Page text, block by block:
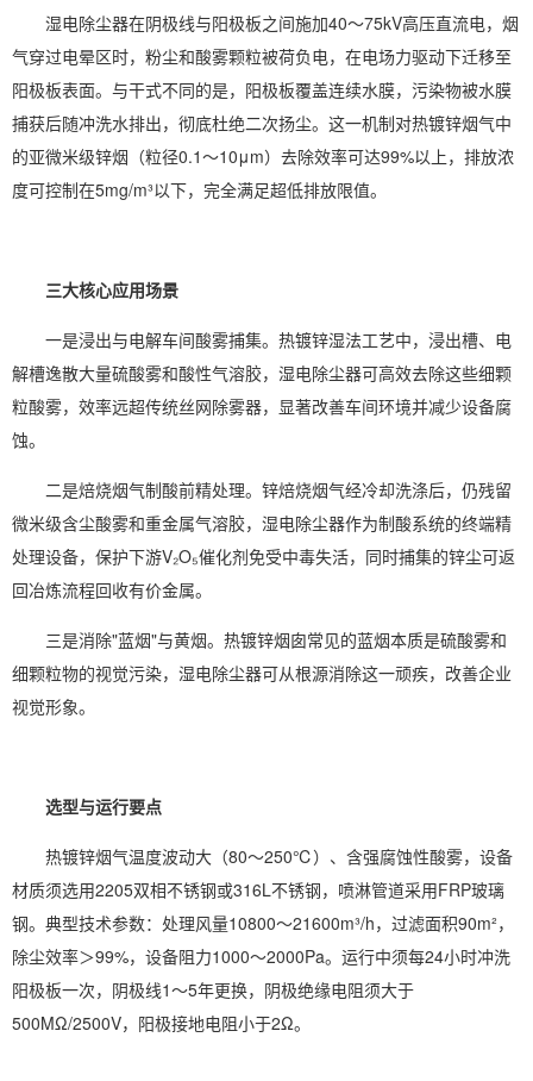
湿电除尘器在阴极线与阳极板之间施加40～75kV高压直流电，烟
气穿过电晕区时，粉尘和酸雾颗粒被荷负电，在电场力驱动下迁移至
阳极板表面。与干式不同的是，阳极板覆盖连续水膜，污染物被水膜
捕获后随冲洗水排出，彻底杜绝二次扬尘。这一机制对热镀锌烟气中
的亚微米级锌烟（粒径0.1～10μm）去除效率可达99%以上，排放浓
度可控制在5mg/m³以下，完全满足超低排放限值。
三大核心应用场景
一是浸出与电解车间酸雾捕集。热镀锌湿法工艺中，浸出槽、电
解槽逸散大量硫酸雾和酸性气溶胶，湿电除尘器可高效去除这些细颗
粒酸雾，效率远超传统丝网除雾器，显著改善车间环境并减少设备腐
蚀。
二是焙烧烟气制酸前精处理。锌焙烧烟气经冷却洗涤后，仍残留
微米级含尘酸雾和重金属气溶胶，湿电除尘器作为制酸系统的终端精
处理设备，保护下游V₂O₅催化剂免受中毒失活，同时捕集的锌尘可返
回冶炼流程回收有价金属。
三是消除"蓝烟"与黄烟。热镀锌烟囱常见的蓝烟本质是硫酸雾和
细颗粒物的视觉污染，湿电除尘器可从根源消除这一顽疾，改善企业
视觉形象。
选型与运行要点
热镀锌烟气温度波动大（80～250℃）、含强腐蚀性酸雾，设备
材质须选用2205双相不锈钢或316L不锈钢，喷淋管道采用FRP玻璃
钢。典型技术参数：处理风量10800～21600m³/h，过滤面积90m²，
除尘效率＞99%，设备阻力1000～2000Pa。运行中须每24小时冲洗
阳极板一次，阴极线1～5年更换，阴极绝缘电阻须大于
500MΩ/2500V，阳极接地电阻小于2Ω。